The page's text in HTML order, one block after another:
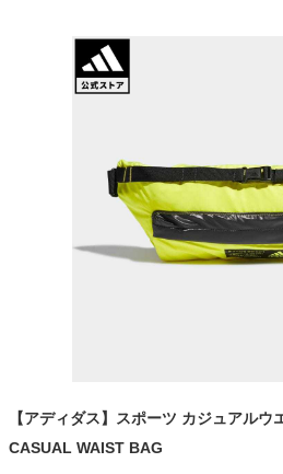
【アディダス】スポーツ カジュアルウ
CASUAL WAIST BAG